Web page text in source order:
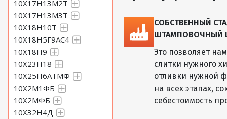
10Х17Н13М2Т
10Х17Н13М3Т
10Х18Н10Т
10Х18Н5Г9АС4
10Х18Н9
10Х23Н18
10Х25Н6АТМФ
10Х2М1ФБ
10Х2МФБ
10Х32Н4Д
СОБСТВЕННЫЙ
ШТАМПОВОЧНЫЙ
Это позволяет
слитки нужного
отливки нужной
на всех этапах,
себестоимость